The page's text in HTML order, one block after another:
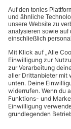
informationen)
kannst den